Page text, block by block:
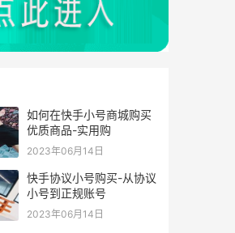
如何在快手小号商城购买
优质商品-实用购
2023年06月14日
快手协议小号购买-从协议
小号到正规账号
2023年06月14日